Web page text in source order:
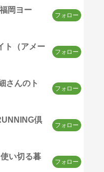
岡ヨー
ト（アメー
倶
い切る暮